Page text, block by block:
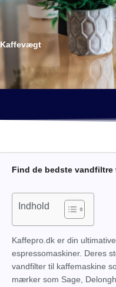
indholdet
Kaffevægt
Find de bedste
Indhold
Kaffepro.dk er din
espressomaskiner. Deres
vandfilter til kaffemaskine
mærker som Sage,